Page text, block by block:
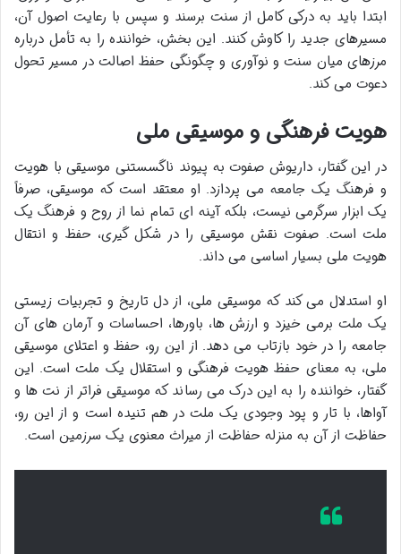
ابتدا باید به درکی کامل از سنت برسند و سپس با رعایت اصول آن،
مسیرهای جدید را کاوش کنند. این بخش، خواننده را به تأمل درباره
مرزهای میان سنت و نوآوری و چگونگی حفظ اصالت در مسیر تحول
دعوت می کند.
هویت فرهنگی و موسیقی ملی
در این گفتار، داریوش صفوت به پیوند ناگسستنی موسیقی با هویت
و فرهنگ یک جامعه می پردازد. او معتقد است که موسیقی، صرفاً
یک ابزار سرگرمی نیست، بلکه آینه ای تمام نما از روح و فرهنگ یک
ملت است. صفوت نقش موسیقی را در شکل گیری، حفظ و انتقال
هویت ملی بسیار اساسی می داند.
او استدلال می کند که موسیقی ملی، از دل تاریخ و تجربیات زیستی
یک ملت برمی خیزد و ارزش ها، باورها، احساسات و آرمان های آن
جامعه را در خود بازتاب می دهد. از این رو، حفظ و اعتلای موسیقی
ملی، به معنای حفظ هویت فرهنگی و استقلال یک ملت است. این
گفتار، خواننده را به این درک می رساند که موسیقی فراتر از نت ها و
آواها، با تار و پود وجودی یک ملت در هم تنیده است و از این رو،
حفاظت از آن به منزله حفاظت از میراث معنوی یک سرزمین است.